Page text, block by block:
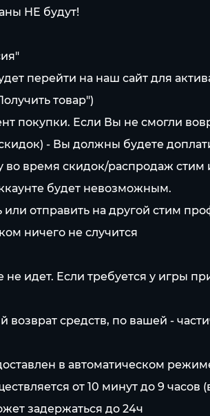
НЕ будут!
перейти на наш сайт для
товар")
покупки. Если Вы не смогли
- Вы должны будете
во время скидок/распродаж
будет невозможным.
отправить на другой стим
ничего не случится
идет. Если требуется у игры
средств, по вашей -
в автоматическом
от 10 минут до 9
задержаться до 24ч